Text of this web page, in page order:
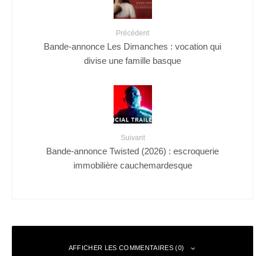
Précédent
Bande-annonce Les Dimanches : vocation qui
divise une famille basque
Suivant
Bande-annonce Twisted (2026) : escroquerie
immobilière cauchemardesque
AFFICHER LES COMMENTAIRES (0)